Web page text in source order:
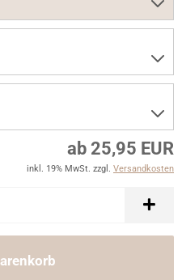
ab 25,95 EUR
inkl. 19% MwSt. zzgl. Versandkosten